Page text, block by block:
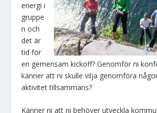
energi i
gruppe
n och
det är
tid för
en gemensam kickoff? Genomför ni
känner att ni skulle vilja genomföra
aktivitet tillsammans?
Känner ni att ni behöver utveckla